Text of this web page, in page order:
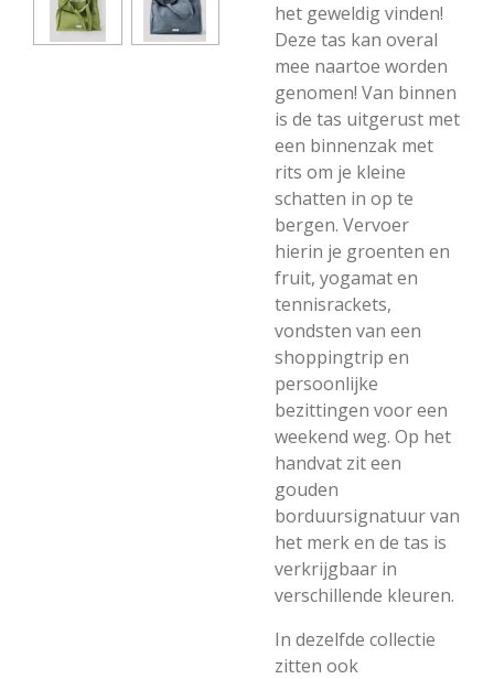
het geweldig vinden!
Deze tas kan overal
mee naartoe worden
genomen! Van binnen
is de tas uitgerust met
een binnenzak met
rits om je kleine
schatten in op te
bergen. Vervoer
hierin je groenten en
fruit, yogamat en
tennisrackets,
vondsten van een
shoppingtrip en
persoonlijke
bezittingen voor een
weekend weg. Op het
handvat zit een
gouden
borduursignatuur van
het merk en de tas is
verkrijgbaar in
verschillende kleuren.
In dezelfde collectie
zitten ook